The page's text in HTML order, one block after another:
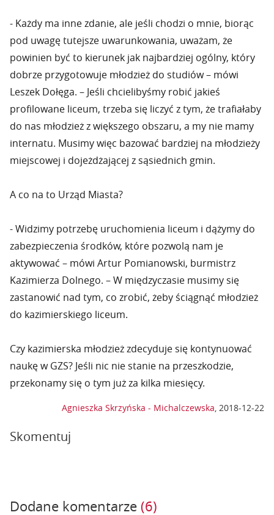
- Każdy ma inne zdanie, ale jeśli chodzi o mnie, biorąc
pod uwagę tutejsze uwarunkowania, uważam, że
powinien być to kierunek jak najbardziej ogólny, który
dobrze przygotowuje młodzież do studiów – mówi
Leszek Dołęga. – Jeśli chcielibyśmy robić jakieś
profilowane liceum, trzeba się liczyć z tym, że trafiałaby
do nas młodzież z większego obszaru, a my nie mamy
internatu. Musimy więc bazować bardziej na młodzieży
miejscowej i dojeżdżającej z sąsiednich gmin.
A co na to Urząd Miasta?
- Widzimy potrzebę uruchomienia liceum i dążymy do
zabezpieczenia środków, które pozwolą nam je
aktywować – mówi Artur Pomianowski, burmistrz
Kazimierza Dolnego. – W międzyczasie musimy się
zastanowić nad tym, co zrobić, żeby ściągnąć młodzież
do kazimierskiego liceum.
Czy kazimierska młodzież zdecyduje się kontynuować
naukę w GZS? Jeśli nic nie stanie na przeszkodzie,
przekonamy się o tym już za kilka miesięcy.
Agnieszka Skrzyńska - Michalczewska, 2018-12-22
Skomentuj
Dodane komentarze (6)